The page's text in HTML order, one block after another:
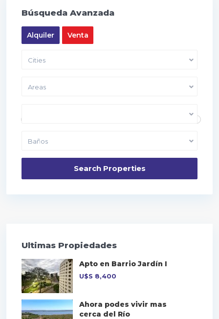
Búsqueda Avanzada
Alquiler Venta
Cities
Areas
Baños
Ultimas Propiedades
Apto en Barrio Jardín I
U$S 8,400
Ahora podes vivir mas
cerca del Río